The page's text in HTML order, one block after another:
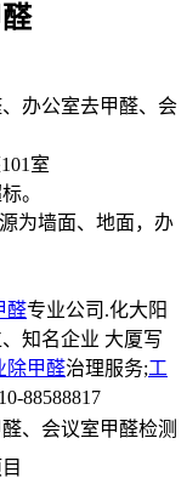
办公室去甲醛、会
室
。
为墙面、地面，办
醛专业公司.化大阳
知名企业 大厦写
除甲醛治理服务;工
88588817